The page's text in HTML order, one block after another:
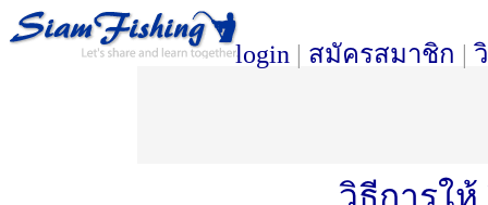
login | สมัครสมาชิก |
วิธีการให้